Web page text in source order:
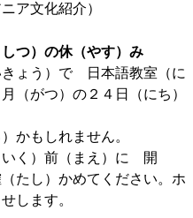
ア文化紹介）
つ）の休（やす）み
きょう）で 日本語教室（に
（がつ）の２４日（にち）
かもしれません。
く）前（まえ）に 開
たし）かめてください。ホ
します。